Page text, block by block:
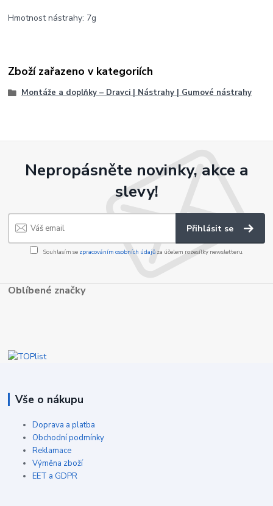
Hmotnost nástrahy: 7g
Zboží zařazeno v kategoriích
Montáže a doplňky – Dravci | Nástrahy | Gumové nástrahy
Nepropásněte novinky, akce a
slevy!
Přihlásit se
Souhlasím se zpracováním osobních údajůza účelem rozesílky newsletteru.
Oblíbené značky
Vše o nákupu
Doprava a platba
Obchodní podmínky
Reklamace
Výměna zboží
EET a GDPR